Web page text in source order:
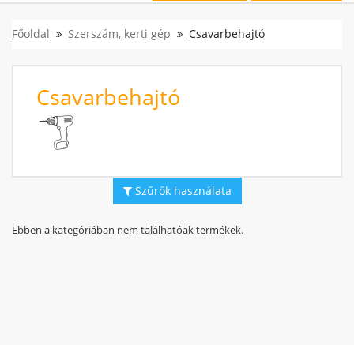
Főoldal Szerszám, kerti gép Csavarbehajtó
Csavarbehajtó
Szűrők használata
Ebben a kategóriában nem találhatóak termékek.